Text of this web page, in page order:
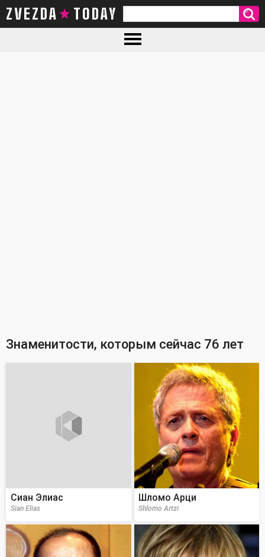
ZVEZDA TODAY
Знаменитости, которым сейчас 76 лет
Сиан Элиас
Sian Elias
Шломо Арци
Shlomo Artzi